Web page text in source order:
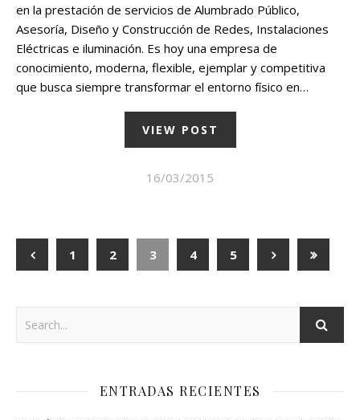
en la prestación de servicios de Alumbrado Público,
Asesoría, Diseño y Construcción de Redes, Instalaciones
Eléctricas e iluminación. Es hoy una empresa de
conocimiento, moderna, flexible, ejemplar y competitiva
que busca siempre transformar el entorno físico en…
VIEW POST
16/03/2015
1 2 3 4 5
ENTRADAS RECIENTES